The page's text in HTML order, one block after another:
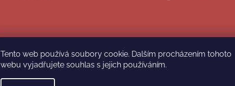
Tento web používá soubory cookie. Dalším procházením tohoto
webu vyjadřujete souhlas s jejich používáním.